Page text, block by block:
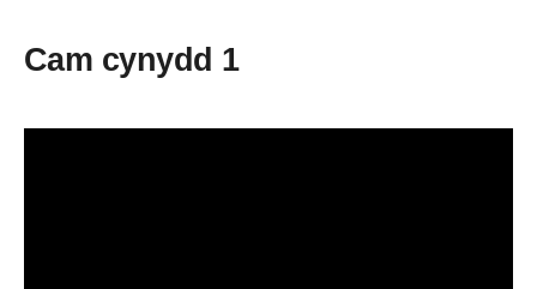
Cam cynydd 1